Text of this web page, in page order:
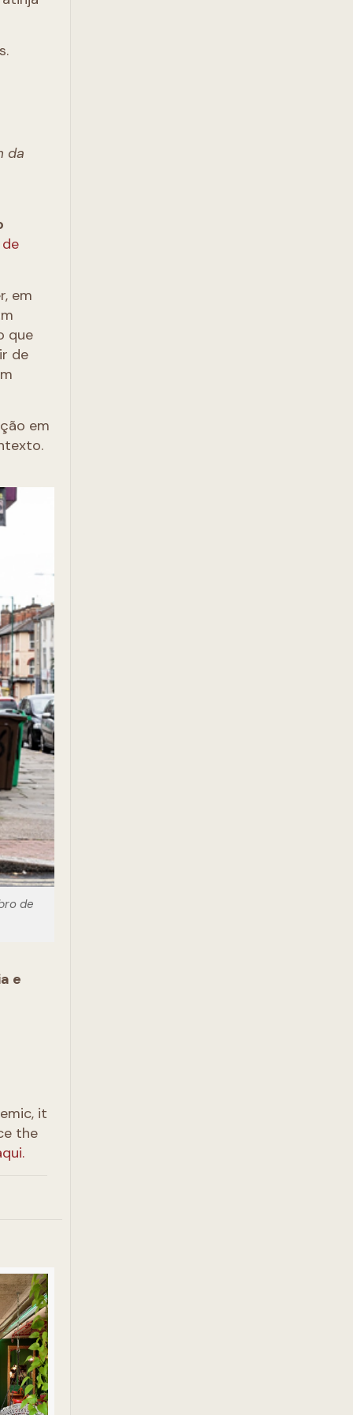
da
em
que
de
em
de
e
it
the